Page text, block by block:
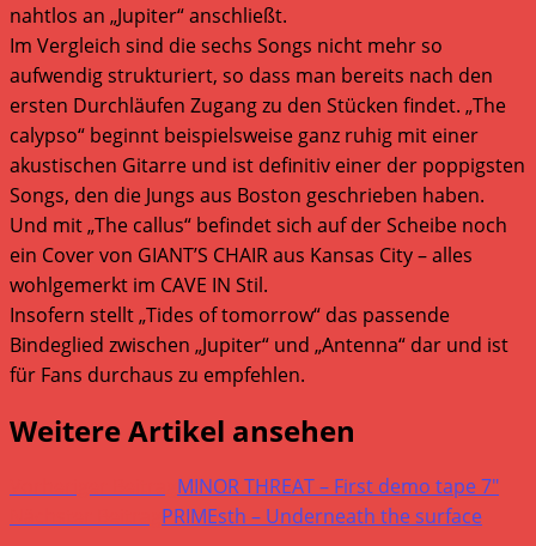
nahtlos an „Jupiter“ anschließt.
Im Vergleich sind die sechs Songs nicht mehr so
aufwendig strukturiert, so dass man bereits nach den
ersten Durchläufen Zugang zu den Stücken findet. „The
calypso“ beginnt beispielsweise ganz ruhig mit einer
akustischen Gitarre und ist definitiv einer der poppigsten
Songs, den die Jungs aus Boston geschrieben haben.
Und mit „The callus“ befindet sich auf der Scheibe noch
ein Cover von GIANT’S CHAIR aus Kansas City – alles
wohlgemerkt im CAVE IN Stil.
Insofern stellt „Tides of tomorrow“ das passende
Bindeglied zwischen „Jupiter“ und „Antenna“ dar und ist
für Fans durchaus zu empfehlen.
Weitere Artikel ansehen
MINOR THREAT – First demo tape 7″
PRIMEsth – Underneath the surface